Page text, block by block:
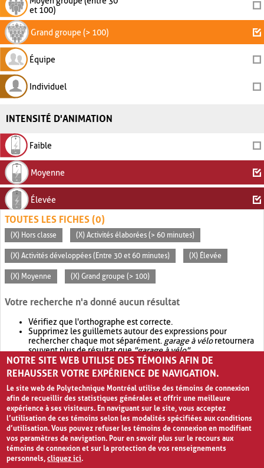
et 100)
Grand groupe (> 100)
Équipe
Individuel
INTENSITÉ D'ANIMATION
Faible
Moyenne
Élevée
TOUTES LES FICHES (0)
(X) Hors classe (X) Activités élaborées (> 60 minutes)
(X) Activités développées (Entre 30 et 60 minutes) (X) Élevée
(X) Moyenne (X) Grand groupe (> 100)
Votre recherche n'a donné aucun résultat
Vérifiez que l'orthographe est correcte.
Supprimez les guillemets autour des expressions pour
rechercher chaque mot séparément. garage à véloretournera
souvent plus de résultat que"garage à vélo".
Envisagez d'élargir votre recherche avec OR.garage OR vélo
retournera souvent plus de résultat quegarage à vélo
NOTRE SITE WEB UTILISE DES TÉMOINS AFIN DE
REHAUSSER VOTRE EXPÉRIENCE DE NAVIGATION.
Le site web de Polytechnique Montréal utilise des témoins de connexion
afin de recueillir des statistiques générales et offrir une meilleure
expérience à ses visiteurs. En naviguant sur le site, vous acceptez
l’utilisation de ces témoins selon les modalités spécifiées aux conditions
d’utilisation. Vous pouvez refuser les témoins de connexion en modifiant
vos paramètres de navigation. Pour en savoir plus sur le recours aux
témoins de connexion et sur la protection de vos renseignements
personnels,cliquez ici.